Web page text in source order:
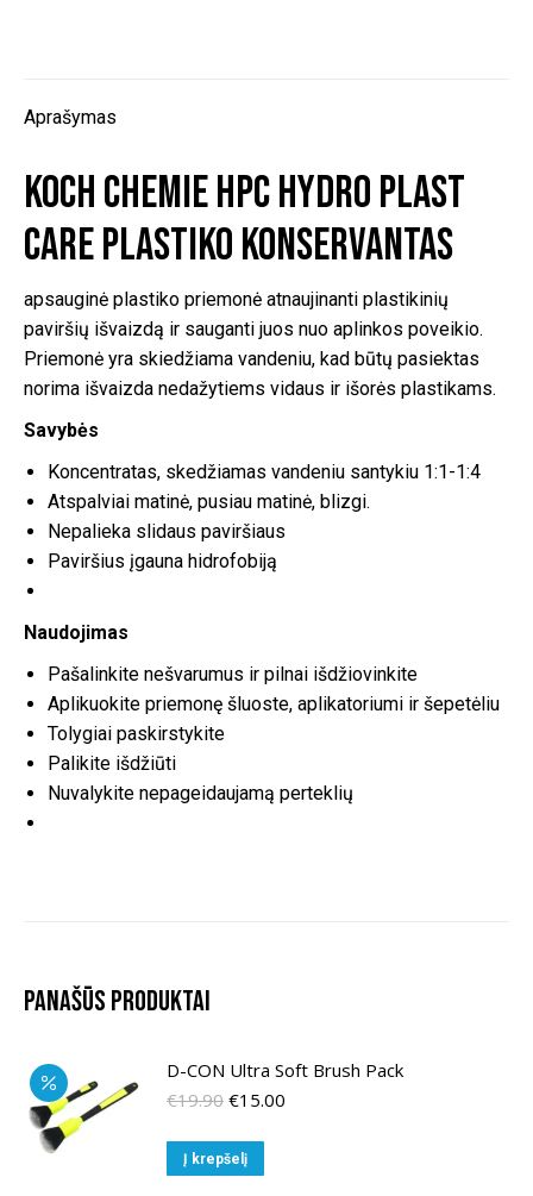
Aprašymas
Koch Chemie Hpc Hydro Plast
Care plastiko konservantas
apsauginė plastiko priemonė atnaujinanti plastikinių
paviršių išvaizdą ir sauganti juos nuo aplinkos poveikio.
Priemonė yra skiedžiama vandeniu, kad būtų pasiektas
norima išvaizda nedažytiems vidaus ir išorės plastikams.
Savybės
Koncentratas, skedžiamas vandeniu santykiu 1:1-1:4
Atspalviai matinė, pusiau matinė, blizgi.
Nepalieka slidaus paviršiaus
Paviršius įgauna hidrofobiją
Naudojimas
Pašalinkite nešvarumus ir pilnai išdžiovinkite
Aplikuokite priemonę šluoste, aplikatoriumi ir šepetėliu
Tolygiai paskirstykite
Palikite išdžiūti
Nuvalykite nepageidaujamą perteklių
Panašūs produktai
D-CON Ultra Soft Brush Pack
€19.90 Original
was:
€19.90.
€15.00
Į krepšelį